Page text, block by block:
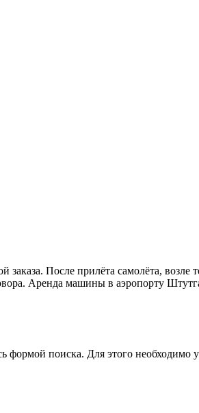
После прилёта самолёта, возле
Аренда машины в аэропорту
поиска. Для этого необходимо